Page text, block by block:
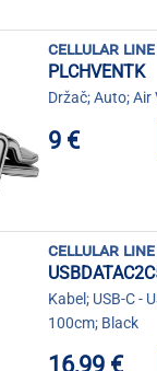
cellular line
PLCHVENTK
Držač; Auto; Air
9 €
cellular line
Kabel; USB-C -
100cm; Black
16,99 €